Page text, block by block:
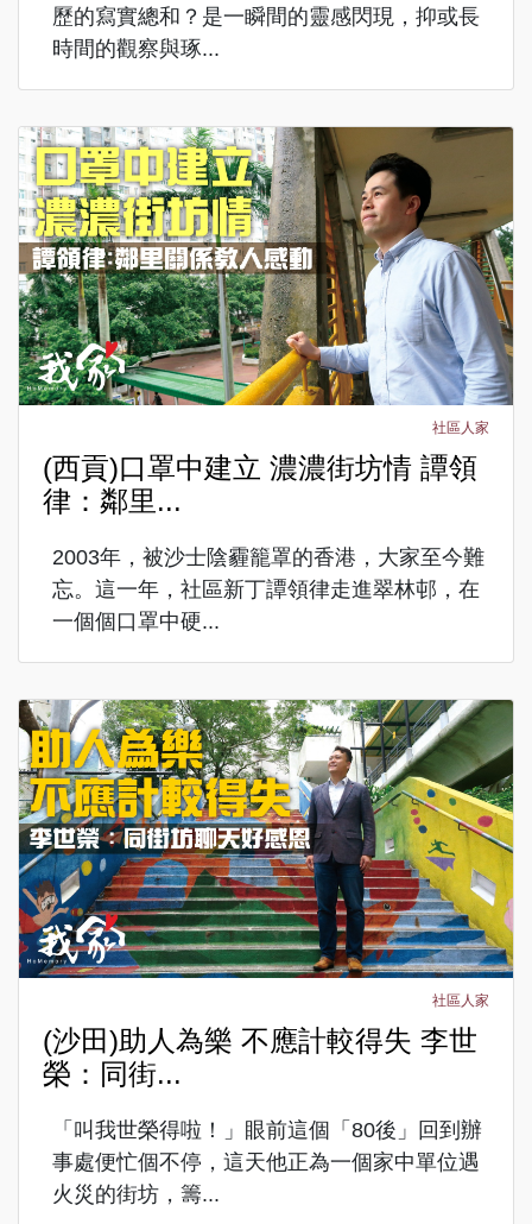
歷的寫實總和？是一瞬間的靈感閃現，抑或長
時間的觀察與琢...
社區人家
(西貢)口罩中建立 濃濃街坊情 譚領
律：鄰里...
2003年，被沙士陰霾籠罩的香港，大家至今難
忘。這一年，社區新丁譚領律走進翠林邨，在
一個個口罩中硬...
社區人家
(沙田)助人為樂 不應計較得失 李世
榮：同街...
「叫我世榮得啦！」眼前這個「80後」回到辦
事處便忙個不停，這天他正為一個家中單位遇
火災的街坊，籌...